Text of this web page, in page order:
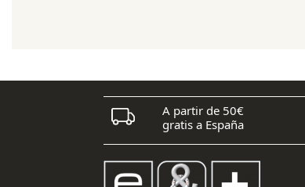
A partir de 50€
gratis a España